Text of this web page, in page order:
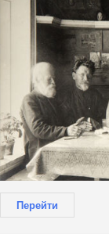
Перейти